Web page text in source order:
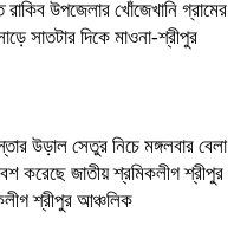
উপজেলার খোঁজেখানি গ্রামের
সাতটার দিকে মাওনা-শ্রীপুর
উড়াল সেতুর নিচে মঙ্গলবার বেলা
করেছে জাতীয় শ্রমিকলীগ শ্রীপুর
শ্রীপুর আঞ্চলিক